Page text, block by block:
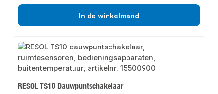
In de winkelmand
RESOL TS10 Dauwpuntschakelaar